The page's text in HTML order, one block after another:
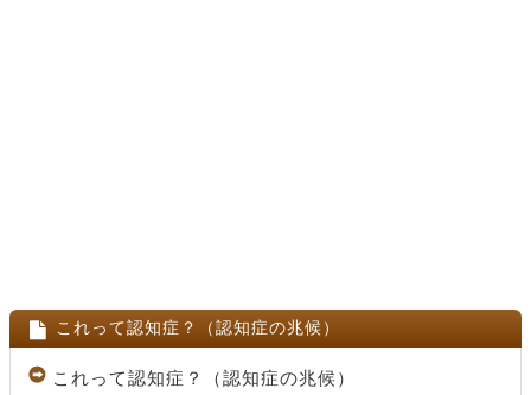
これって認知症？（認知症の兆候）
これって認知症？（認知症の兆候）